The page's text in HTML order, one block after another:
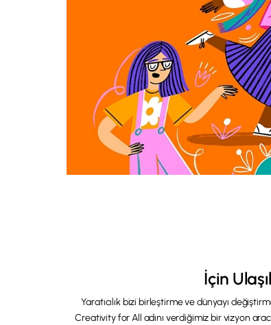
İçin
Yaratıcılık bizi birleştirme ve dünyayı
Creativity for All adını verdiğimiz bir vizyon